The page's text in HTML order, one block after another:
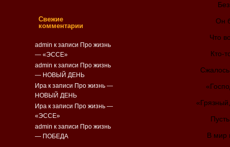
Он
Что
Кто-
В мир
Свежие
комментарии
admin к записи Про жизнь
— «ЭССЕ»
admin к записи Про жизнь
— НОВЫЙ ДЕНЬ
Ира к записи Про жизнь —
НОВЫЙ ДЕНЬ
Ира к записи Про жизнь —
«ЭССЕ»
admin к записи Про жизнь
— ПОБЕДА